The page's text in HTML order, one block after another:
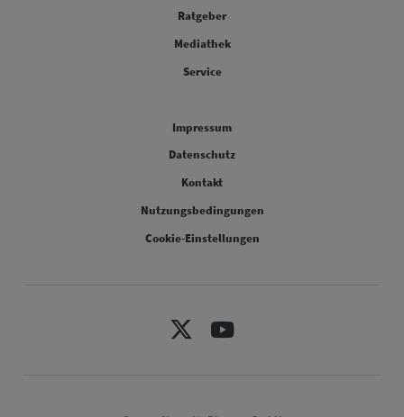
Ratgeber
Mediathek
Service
Impressum
Datenschutz
Kontakt
Nutzungsbedingungen
Cookie-Einstellungen